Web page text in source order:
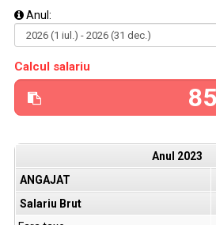
Anul:
Calcul salariu
Anul 2023
ANGAJAT
Salariu Brut